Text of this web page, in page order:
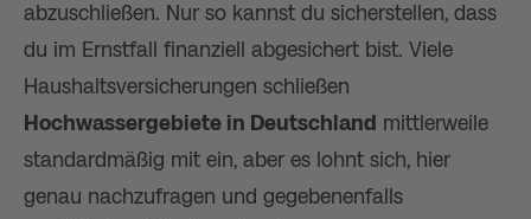
abzuschließen. Nur so kannst du sicherstellen, dass
du im Ernstfall finanziell abgesichert bist. Viele
Haushaltsversicherungen schließen
Hochwassergebiete in Deutschland mittlerweile
standardmäßig mit ein, aber es lohnt sich, hier
genau nachzufragen und gegebenenfalls